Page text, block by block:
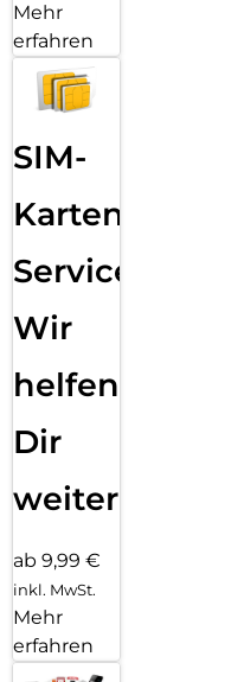
Mehr
erfahren
SIM-
Karten
Service:
Wir
helfen
Dir
weiter
ab 9,99 €
inkl. MwSt.
Mehr
erfahren